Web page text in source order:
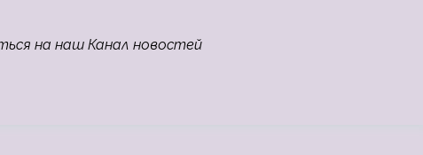
на наш Канал новостей